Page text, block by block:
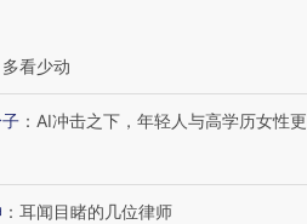
吸金
产们甘
粒摇头丸 尿检体内含3种
多看少动
： AI冲击之下，年轻人与高学历女性更
： 耳闻目睹的几位律师